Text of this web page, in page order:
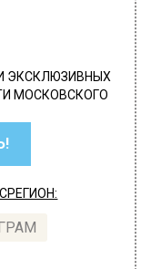
ЭКСКЛЮЗИВНЫХ
МОСКОВСКОГО